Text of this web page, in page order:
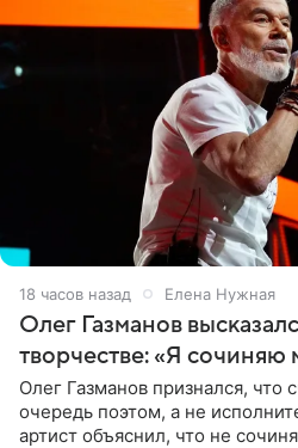
18 часов назад Елена Нужная
Олег Газманов
творчестве: «Я сочиняю
Олег Газманов признался, что
очередь поэтом, а не
артист объяснил, что не